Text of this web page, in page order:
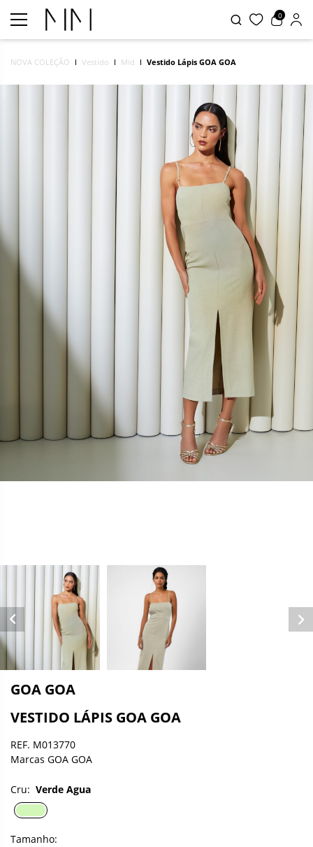
0
NOVA COLEÇÃO Vestido Mid Vestido Lápis GOA GOA
GOA GOA
VESTIDO LÁPIS GOA GOA
REF. M013770
Marcas GOA GOA
Cru: Verde Agua
Tamanho: